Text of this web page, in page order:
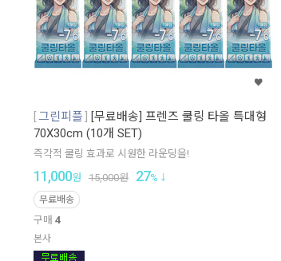
그린피플
[무료배송] 프렌즈 쿨링 타올 특대형
70X30cm (10개 SET)
즉각적 쿨링 효과로 시원한 라운딩을!
11,000원 15,000원 27%
무료배송
구매 4
본사